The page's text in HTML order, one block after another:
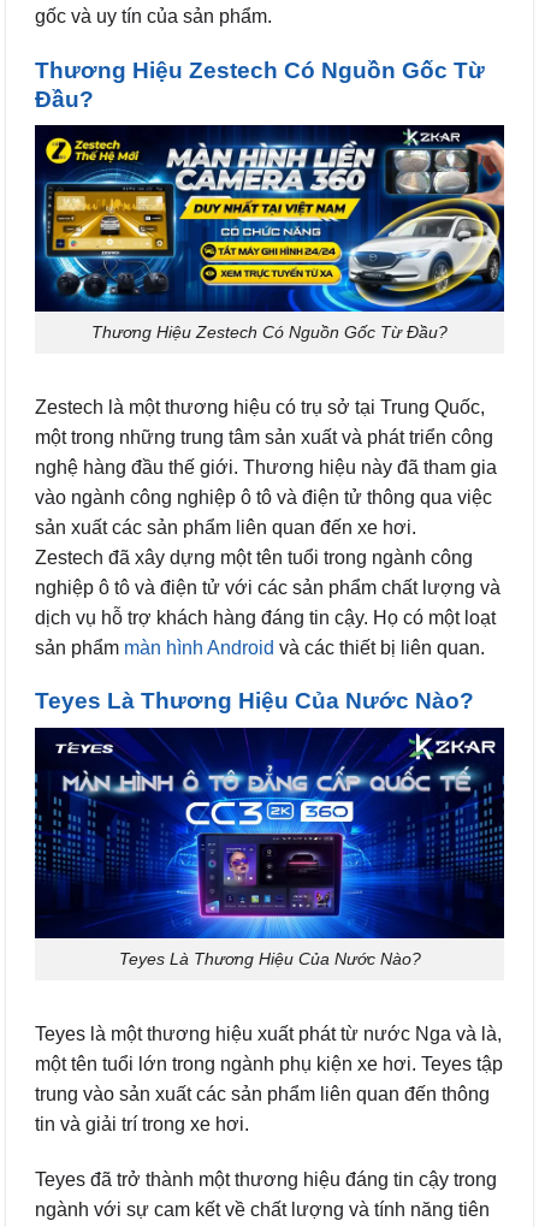
gốc và uy tín của sản phẩm.
Thương Hiệu Zestech Có Nguồn Gốc Từ
Đầu?
Thương Hiệu Zestech Có Nguồn Gốc Từ Đầu?
Zestech là một thương hiệu có trụ sở tại Trung Quốc,
một trong những trung tâm sản xuất và phát triển công
nghệ hàng đầu thế giới. Thương hiệu này đã tham gia
vào ngành công nghiệp ô tô và điện tử thông qua việc
sản xuất các sản phẩm liên quan đến xe hơi.
Zestech đã xây dựng một tên tuổi trong ngành công
nghiệp ô tô và điện tử với các sản phẩm chất lượng và
dịch vụ hỗ trợ khách hàng đáng tin cậy. Họ có một loạt
sản phẩm màn hình Android và các thiết bị liên quan.
Teyes Là Thương Hiệu Của Nước Nào?
Teyes Là Thương Hiệu Của Nước Nào?
Teyes là một thương hiệu xuất phát từ nước Nga và là,
một tên tuổi lớn trong ngành phụ kiện xe hơi. Teyes tập
trung vào sản xuất các sản phẩm liên quan đến thông
tin và giải trí trong xe hơi.
Teyes đã trở thành một thương hiệu đáng tin cậy trong
ngành với sự cam kết về chất lượng và tính năng tiên